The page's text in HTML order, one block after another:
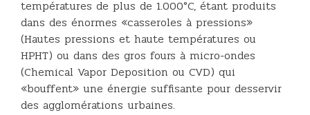
températures de plus de 1.000°C, étant produits
dans des énormes «casseroles à pressions»
(Hautes pressions et haute températures ou
HPHT) ou dans des gros fours à micro-ondes
(Chemical Vapor Deposition ou CVD) qui
«bouffent» une énergie suffisante pour desservir
des agglomérations urbaines.